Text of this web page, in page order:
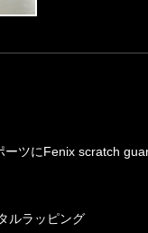
ツにFenix scratch
ルラッピング